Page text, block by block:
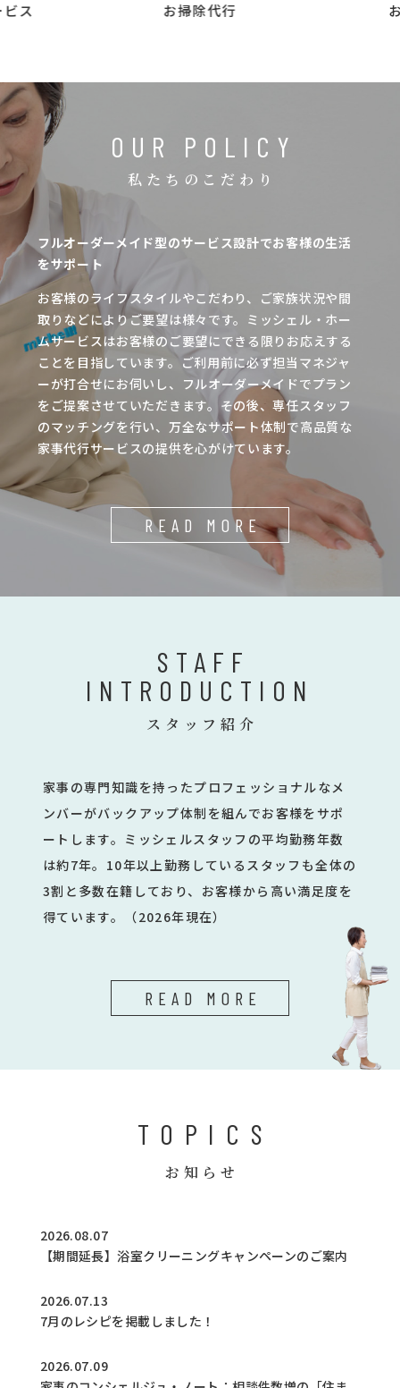
ス お掃除代行
OUR POLICY
私たちのこだわり
フルオーダーメイド型のサービス設計でお客様の生活
をサポート
お客様のライフスタイルやこだわり、ご家族状況や間
取りなどによりご要望は様々です。ミッシェル・ホー
ムサービスはお客様のご要望にできる限りお応えする
ことを目指しています。ご利用前に必ず担当マネジャ
ーが打合せにお伺いし、フルオーダーメイドでプラン
をご提案させていただきます。その後、専任スタッフ
のマッチングを行い、万全なサポート体制で高品質な
家事代行サービスの提供を心がけています。
READ MORE
STAFF
INTRODUCTION
スタッフ紹介
家事の専門知識を持ったプロフェッショナルなメ
ンバーがバックアップ体制を組んでお客様をサポ
ートします。ミッシェルスタッフの平均勤務年数
は約7年。10年以上勤務しているスタッフも全体の
3割と多数在籍しており、お客様から高い満足度を
得ています。（2026年現在）
READ MORE
TOPICS
お知らせ
2026.08.07
【期間延長】浴室クリーニングキャンペーンのご案内
2026.07.13
7月のレシピを掲載しました！
2026.07.09